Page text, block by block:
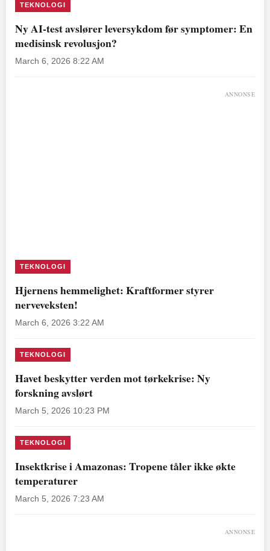
TEKNOLOGI
Ny AI-test avslører leversykdom før symptomer: En
medisinsk revolusjon?
March 6, 2026 8:22 AM
ANNONSE
TEKNOLOGI
Hjernens hemmelighet: Kraftformer styrer
nerveveksten!
March 6, 2026 3:22 AM
TEKNOLOGI
Havet beskytter verden mot tørkekrise: Ny
forskning avslørt
March 5, 2026 10:23 PM
TEKNOLOGI
Insektkrise i Amazonas: Tropene tåler ikke økte
temperaturer
March 5, 2026 7:23 AM
ANNONSE